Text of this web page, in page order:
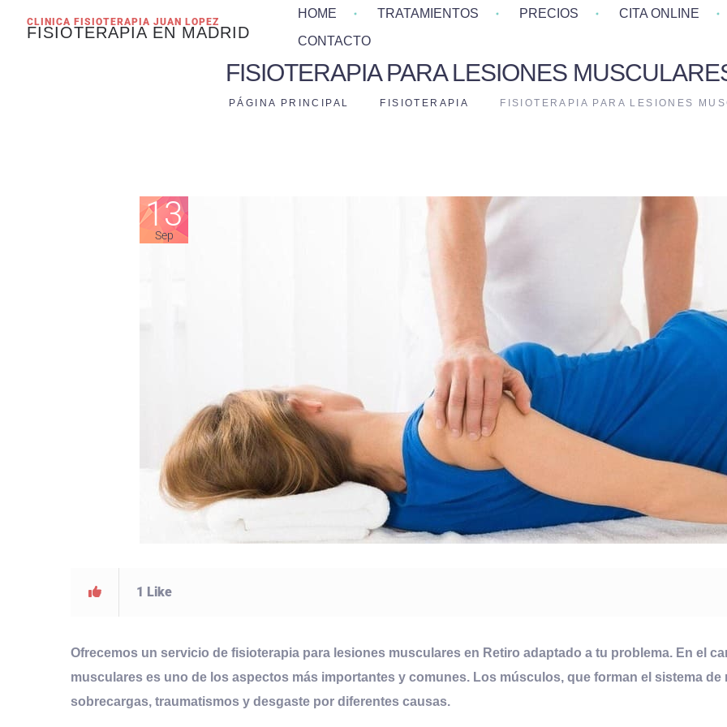
CLINICA FISIOTERAPIA JUAN LOPEZ
FISIOTERAPIA EN MADRID
HOME TRATAMIENTOS PRECIOS
CITA ONLINE
CONTACTO
FISIOTERAPIA PARA LESIONES
PÁGINA PRINCIPAL FISIOTERAPIA FISIOTERAPIA PARA LESIONES
13
Sep
1 Like
Ofrecemos un servicio de fisioterapia para lesiones musculares en Retiro adaptado a tu problema. En el
musculares es uno de los aspectos más importantes y comunes. Los músculos, que forman el sistema
sobrecargas, traumatismos y desgaste por diferentes causas.